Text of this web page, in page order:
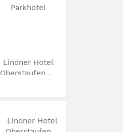
Lindner Hotel
Oberstaufen...